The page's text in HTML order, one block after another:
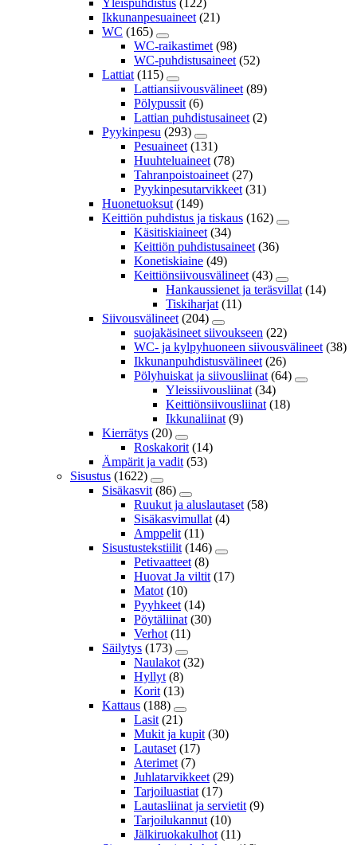
Yleispuhdistus (122)
Ikkunanpesuaineet (21)
WC (165)
WC-raikastimet (98)
WC-puhdistusaineet (52)
Lattiat (115)
Lattiansiivousvälineet (89)
Pölypussit (6)
Lattian puhdistusaineet (2)
Pyykinpesu (293)
Pesuaineet (131)
Huuhteluaineet (78)
Tahranpoistoaineet (27)
Pyykinpesutarvikkeet (31)
Huonetuoksut (149)
Keittiön puhdistus ja tiskaus (162)
Käsitiskiaineet (34)
Keittiön puhdistusaineet (36)
Konetiskiaine (49)
Keittiönsiivousvälineet (43)
Hankaussienet ja teräsvillat (14)
Tiskiharjat (11)
Siivousvälineet (204)
suojakäsineet siivoukseen (22)
WC- ja kylpyhuoneen siivousvälineet (38)
Ikkunanpuhdistusvälineet (26)
Pölyhuiskat ja siivousliinat (64)
Yleissiivousliinat (34)
Keittiönsiivousliinat (18)
Ikkunaliinat (9)
Kierrätys (20)
Roskakorit (14)
Ämpärit ja vadit (53)
Sisustus (1622)
Sisäkasvit (86)
Ruukut ja aluslautaset (58)
Sisäkasvimullat (4)
Amppelit (11)
Sisustustekstiilit (146)
Petivaatteet (8)
Huovat Ja viltit (17)
Matot (10)
Pyyhkeet (14)
Pöytäliinat (30)
Verhot (11)
Säilytys (173)
Naulakot (32)
Hyllyt (8)
Korit (13)
Kattaus (188)
Lasit (21)
Mukit ja kupit (30)
Lautaset (17)
Aterimet (7)
Juhlatarvikkeet (29)
Tarjoiluastiat (17)
Lautasliinat ja servietit (9)
Tarjoilukannut (10)
Jälkiruokakulhot (11)